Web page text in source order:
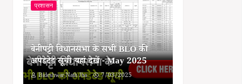
प्रशासन
बेनीपट्टी विधानसभा के सभी BLO की
अपडेटेड सूची यहां देखें - May 2025
Bideshwar Nath Jha 7/03/2025